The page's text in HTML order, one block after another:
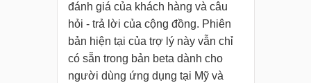
đánh giá của khách hàng và câu
hỏi - trả lời của cộng đồng. Phiên
bản hiện tại của trợ lý này vẫn chỉ
có sẵn trong bản beta dành cho
người dùng ứng dụng tại Mỹ và